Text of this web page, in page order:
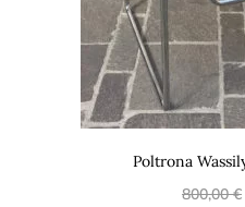
Poltrona
800,00€